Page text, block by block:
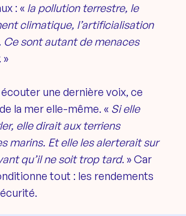
: « la pollution terrestre, le
climatique, l’artificialisation
sont autant de menaces
»
écouter une dernière voix, ce
la mer elle-même. « Si elle
elle dirait aux terriens
marins. Et elle les alerterait sur
qu’il ne soit trop tard. » Car
tout : les rendements